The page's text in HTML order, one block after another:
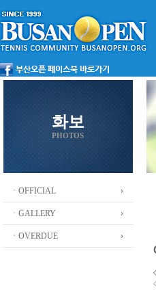
화보
PHOTOS
ㆍOFFICIAL
ㆍGALLERY
ㆍOVERDUE